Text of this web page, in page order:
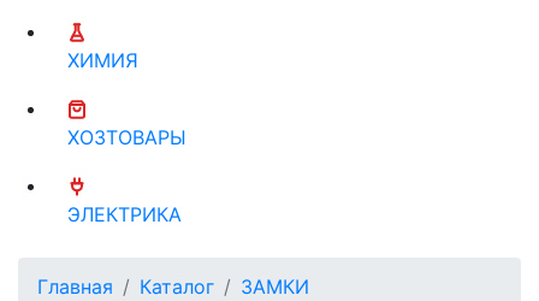
ХИМИЯ
ХОЗТОВАРЫ
ЭЛЕКТРИКА
Главная Каталог
ЗАМКИ